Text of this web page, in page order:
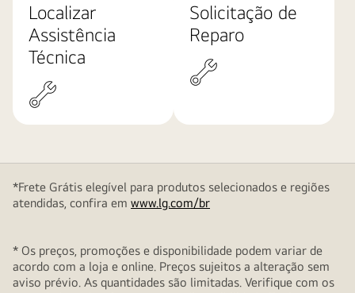
Localizar
Assistência
Técnica
Solicitação de
Reparo
*Frete Grátis elegível para produtos selecionados e regiões
atendidas, confira em www.lg.com/br
* Os preços, promoções e disponibilidade podem variar de
acordo com a loja e online. Preços sujeitos a alteração sem
aviso prévio. As quantidades são limitadas. Verifique com os